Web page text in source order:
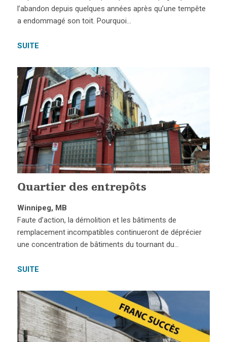
l’abandon depuis quelques années après qu’une tempête
a endommagé son toit. Pourquoi…
SUITE
Quartier des entrepôts
Winnipeg, MB
Faute d’action, la démolition et les bâtiments de
remplacement incompatibles continueront de déprécier
une concentration de bâtiments du tournant du…
SUITE